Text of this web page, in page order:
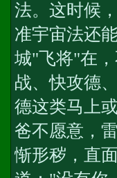
法。这时候
准宇宙法还
城"飞将"在
战、快攻德
德这类马上
爸不愿意，
惭形秽，直